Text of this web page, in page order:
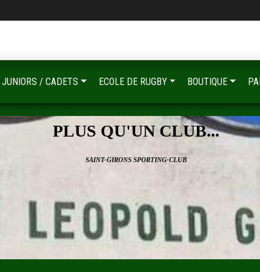
PLUS QU'UN CLUB...
SAINT-GIRONS SPORTING-CLUB
JUNIORS / CADETS ECOLE DE RUGBY BOUTIQUE